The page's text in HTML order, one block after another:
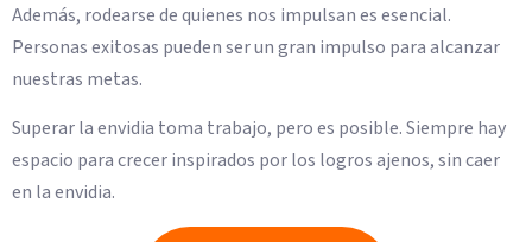
Además, rodearse de quienes nos impulsan es esencial.
Personas exitosas pueden ser un gran impulso para alcanzar
nuestras metas.
Superar la envidia toma trabajo, pero es posible. Siempre hay
espacio para crecer inspirados por los logros ajenos, sin caer
en la envidia.